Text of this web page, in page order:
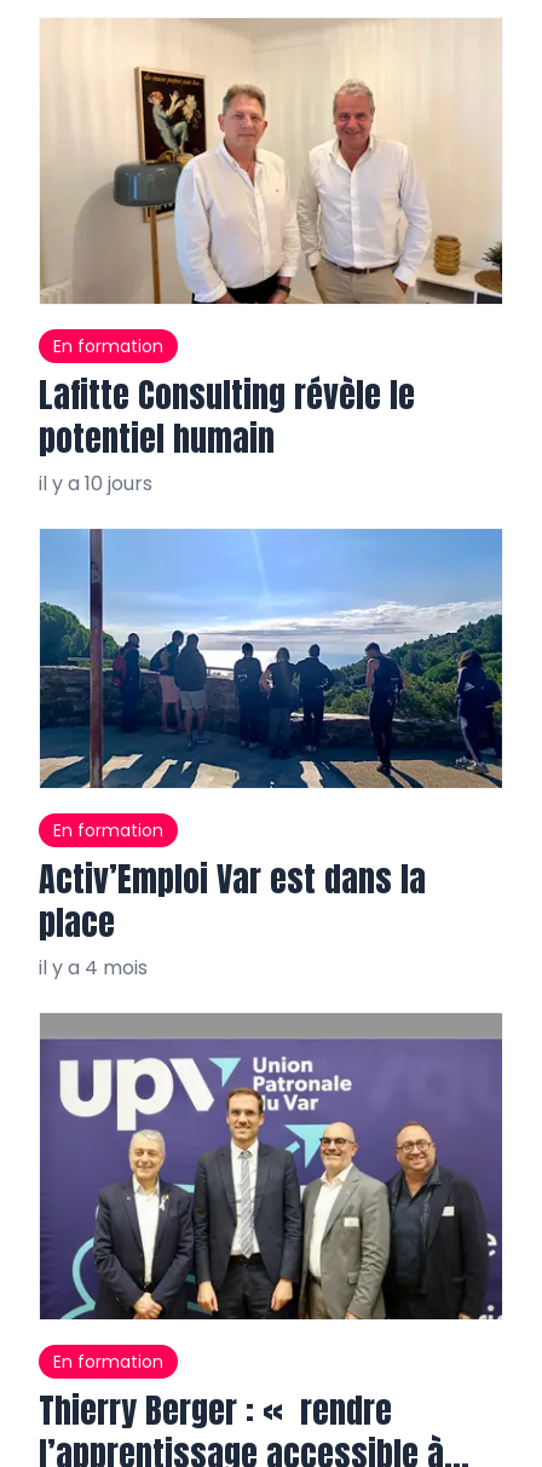
En formation
Lafitte Consulting révèle le
potentiel humain
il y a 10 jours
En formation
Activ’Emploi Var est dans la
place
il y a 4 mois
En formation
Thierry Berger : « rendre
l’apprentissage accessible à